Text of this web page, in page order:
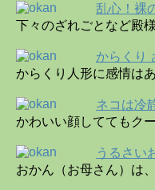
乱心！裸
下々のざれごとなど殿
からくり
からくり人形に感情は
ネコは冷
かわいい顔しててもクー
うるさい
おかん（お母さん）は